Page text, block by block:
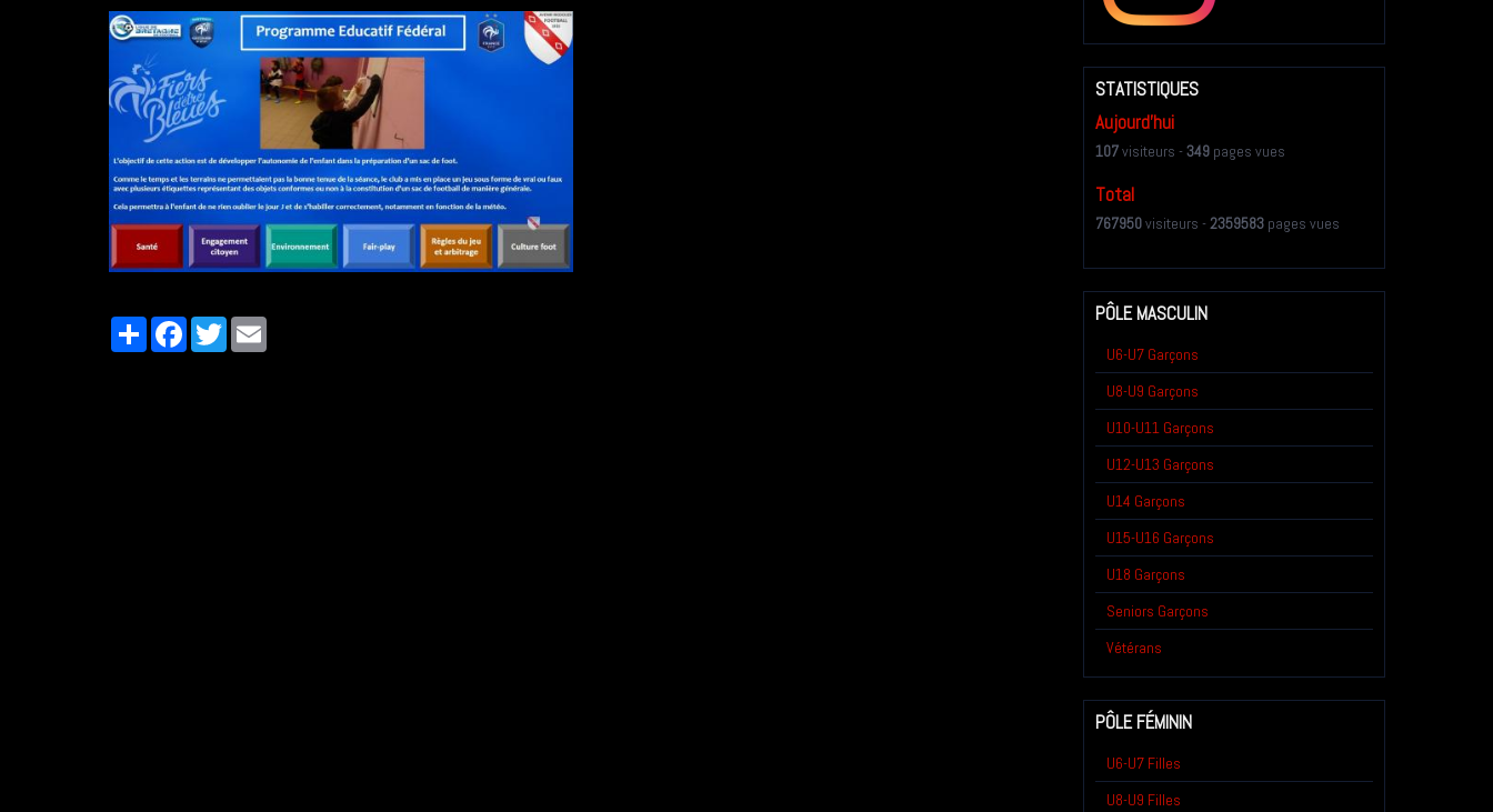
PartagerFacebookTwitter
STATISTIQUES
Aujourd'hui
107visiteurs -349pages vues
Total
767950visiteurs -2359583pages vues
PÔLE MASCULIN
U6-U7 Garçons
U8-U9 Garçons
U10-U11 Garçons
U12-U13 Garçons
U14 Garçons
U15-U16 Garçons
U18 Garçons
Seniors Garçons
Vétérans
PÔLE FÉMININ
U6-U7 Filles
U8-U9 Filles